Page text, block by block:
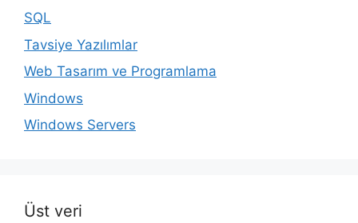
SQL
Tavsiye Yazılımlar
Web Tasarım ve Programlama
Windows
Windows Servers
Üst veri